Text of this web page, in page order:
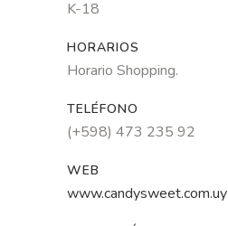
K-18
HORARIOS
Horario Shopping.
TELÉFONO
(+598) 473 235 92
WEB
www.candysweet.com.uy